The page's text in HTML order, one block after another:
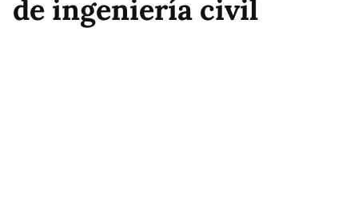
de ingeniería civil